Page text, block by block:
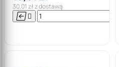
30,01 zł z dostawą
 